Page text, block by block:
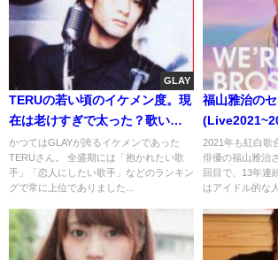
GLAY
TERUの若い頃のイケメン度。現
在は老けすぎで太った？歌い方
や声の変化[画像]
かつてはGLAYが誇るイケメンであった
TERUさん。 全盛期には「抱かれたい歌
手」「恋人にしたい歌手」などのランキン
グで常に上位でありました...
福山雅治のセ
曲”道標”と”
2021年も紅白歌
俳優の福山雅治
回目で、13年連
はアイドル的な